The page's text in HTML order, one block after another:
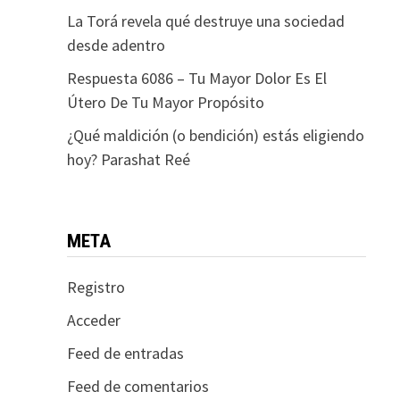
La Torá revela qué destruye una sociedad
desde adentro
Respuesta 6086 – Tu Mayor Dolor Es El
Útero De Tu Mayor Propósito
¿Qué maldición (o bendición) estás eligiendo
hoy? Parashat Reé
META
Registro
Acceder
Feed de entradas
Feed de comentarios